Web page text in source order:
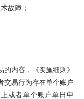
故障；
的内容，《实施细则》
交易行为存在单个账户
或者单个账户单日申